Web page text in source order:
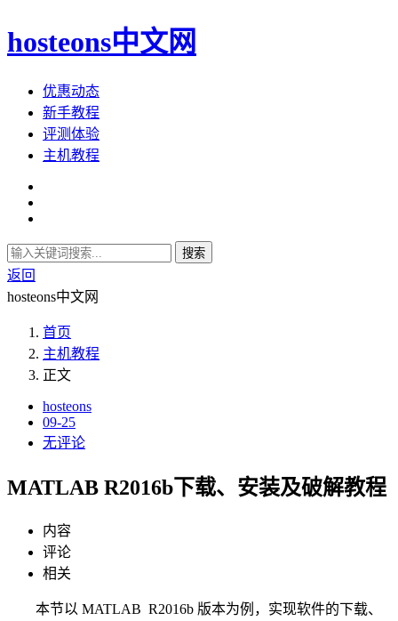
hosteons中文网
优惠动态
新手教程
评测体验
主机教程
搜索
返回
hosteons中文网
首页
主机教程
正文
hosteons
09-25
无评论
MATLAB R2016b下载、安装及破解教程
内容
评论
相关
本节以 MATLAB R2016b 版本为例，实现软件的下载、